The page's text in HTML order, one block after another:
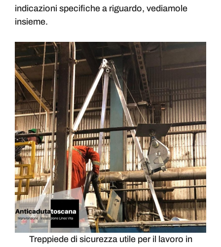
indicazioni specifiche a riguardo, vediamole
insieme.
Treppiede di sicurezza utile per il lavoro in